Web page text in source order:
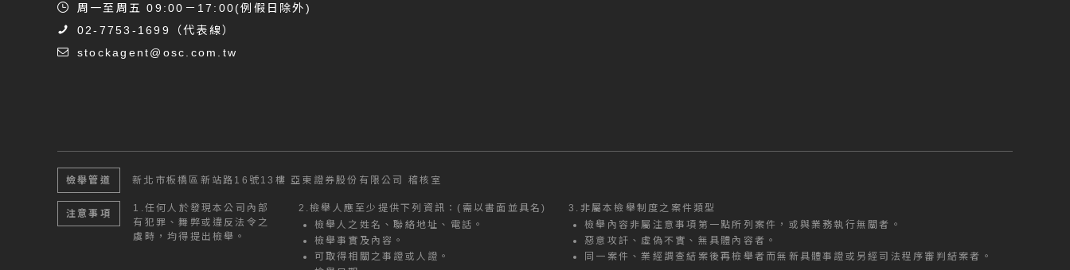
周一至周五 09:00－17:00(例假日除外)
02-7753-1699
（代表線）
stockagent@osc.com.tw
檢舉管道 新北市板橋區新站路16號13樓亞東證券股份有限公司 稽核室
注意事項 1.任何人於發現本公司內部
有犯罪、舞弊或違反法令之
虞時，均得提出檢舉。
2.檢舉人應至少提供下列資訊：(需以書面並具名)
檢舉人之姓名、聯絡地址、電話。
檢舉事實及內容。
可取得相關之事證或人證。
3. 非屬本檢舉制度之案件類型
檢舉內容非屬注意事項第一點所列案件，或與業務執行無關者。
惡意攻訐、虛偽不實、無具體內容者。
同一案件、業經調查結案後再檢舉者而無新具體事證或另經司法程序審判結案者。